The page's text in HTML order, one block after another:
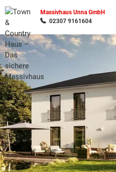
Massivhaus Unna GmbH
02307 9161604
Wonach möchten Sie